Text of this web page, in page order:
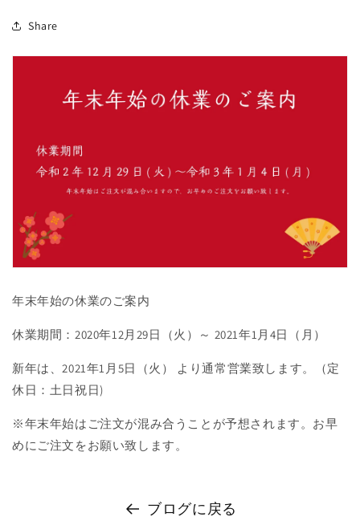
Share
年末年始の休業のご案内
休業期間：2020年12月29日（火）～ 2021年1月4日（月）
新年は、2021年1月5日（火） より通常営業致します。（定
休日：土日祝日)
※年末年始はご注文が混み合うことが予想されます。お早
めにご注文をお願い致します。
ブログに戻る